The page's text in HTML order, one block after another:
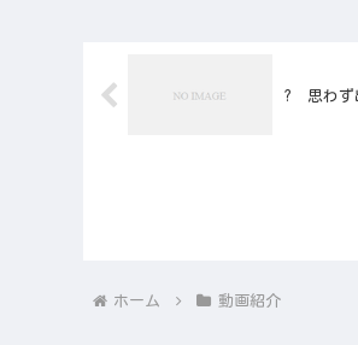
? 思わず
ホーム 動画紹介